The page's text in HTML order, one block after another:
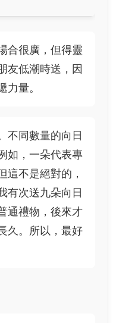
合很廣，但得靈
友低潮時送，因
力量。
不同數量的向日
如，一朵代表專
這不是絕對的，
有次送九朵向日
通禮物，後來才
久。所以，最好